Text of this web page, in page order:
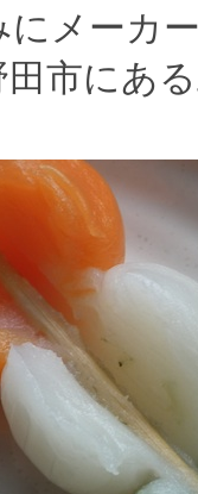
にメーカ
田市にあ